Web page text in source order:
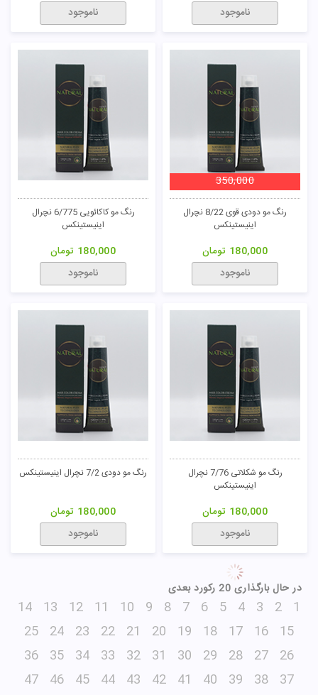
ناموجود
ناموجود
رنگ مو دودی قوی 8/22 نچرال
اینیستینکس
350,000
180,000 تومان
ناموجود
رنگ مو کاکائویی 6/775 نچرال
اینیستینکس
180,000 تومان
ناموجود
رنگ مو شکلاتی 7/76 نچرال
اینیستینکس
180,000 تومان
ناموجود
رنگ مو دودی 7/2 نچرال اینیستینکس
180,000 تومان
ناموجود
در حال بارگذاری 20 رکورد بعدی
1
2
3
4
5
6
7
8
9
10
11
12
13
14
15
16
17
18
19
20
21
22
23
24
25
26
27
28
29
30
31
32
33
34
35
36
37
38
39
40
41
42
43
44
45
46
47